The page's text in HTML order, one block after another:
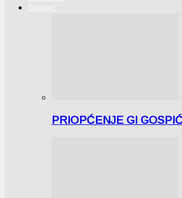
Gospić
PRIOPĆENJE GI